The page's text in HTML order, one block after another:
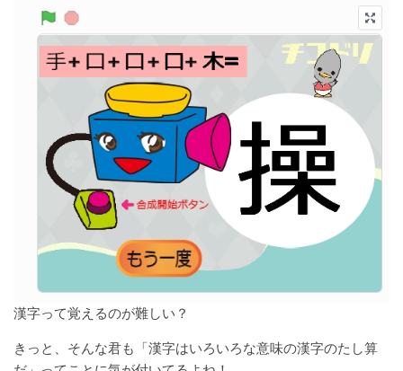
漢字って覚えるのが難しい？
きっと、そんな君も「漢字はいろいろな意味の漢字のたし算